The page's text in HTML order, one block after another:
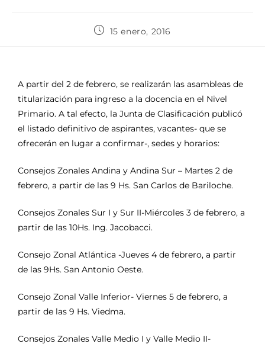
15 enero, 2016
A partir del 2 de febrero, se realizarán las asambleas de
titularización para ingreso a la docencia en el Nivel
Primario. A tal efecto, la Junta de Clasificación publicó
el listado definitivo de aspirantes, vacantes- que se
ofrecerán en lugar a confirmar-, sedes y horarios:
Consejos Zonales Andina y Andina Sur – Martes 2 de
febrero, a partir de las 9 Hs. San Carlos de Bariloche.
Consejos Zonales Sur I y Sur II-Miércoles 3 de febrero, a
partir de las 10Hs. Ing. Jacobacci.
Consejo Zonal Atlántica -Jueves 4 de febrero, a partir
de las 9Hs. San Antonio Oeste.
Consejo Zonal Valle Inferior- Viernes 5 de febrero, a
partir de las 9 Hs. Viedma.
Consejos Zonales Valle Medio I y Valle Medio II-